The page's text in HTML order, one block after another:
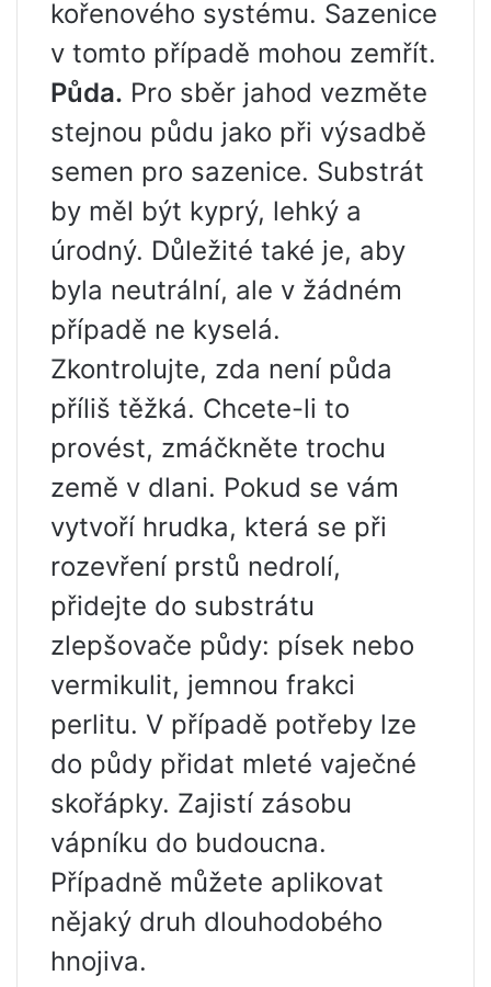
kořenového systému. Sazenice
v tomto případě mohou zemřít.
Půda. Pro sběr jahod vezměte
stejnou půdu jako při výsadbě
semen pro sazenice. Substrát
by měl být kyprý, lehký a
úrodný. Důležité také je, aby
byla neutrální, ale v žádném
případě ne kyselá.
Zkontrolujte, zda není půda
příliš těžká. Chcete-li to
provést, zmáčkněte trochu
země v dlani. Pokud se vám
vytvoří hrudka, která se při
rozevření prstů nedrolí,
přidejte do substrátu
zlepšovače půdy: písek nebo
vermikulit, jemnou frakci
perlitu. V případě potřeby lze
do půdy přidat mleté ​​vaječné
skořápky. Zajistí zásobu
vápníku do budoucna.
Případně můžete aplikovat
nějaký druh dlouhodobého
hnojiva.